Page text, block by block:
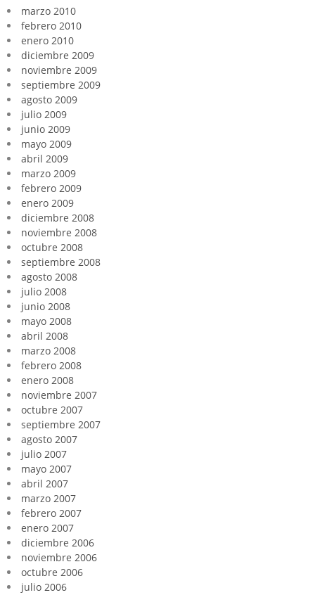
marzo 2010
febrero 2010
enero 2010
diciembre 2009
noviembre 2009
septiembre 2009
agosto 2009
julio 2009
junio 2009
mayo 2009
abril 2009
marzo 2009
febrero 2009
enero 2009
diciembre 2008
noviembre 2008
octubre 2008
septiembre 2008
agosto 2008
julio 2008
junio 2008
mayo 2008
abril 2008
marzo 2008
febrero 2008
enero 2008
noviembre 2007
octubre 2007
septiembre 2007
agosto 2007
julio 2007
mayo 2007
abril 2007
marzo 2007
febrero 2007
enero 2007
diciembre 2006
noviembre 2006
octubre 2006
julio 2006